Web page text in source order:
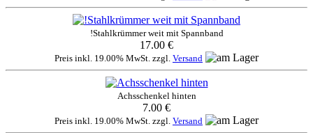
!Stahlkrümmer weit mit Spannband
17.00 €
Preis inkl. 19.00% MwSt. zzgl. Versand
Achsschenkel hinten
7.00 €
Preis inkl. 19.00% MwSt. zzgl. Versand